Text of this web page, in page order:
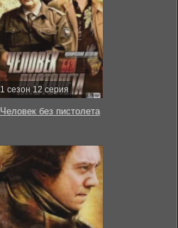
1 сезон 12 серия
Человек без пистолета